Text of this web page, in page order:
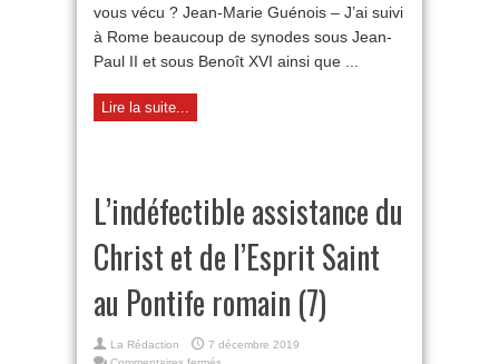
vous vécu ? Jean-Marie Guénois – J’ai suivi
à Rome beaucoup de synodes sous Jean-
Paul II et sous Benoît XVI ainsi que ...
Lire la suite...
L’indéfectible assistance du
Christ et de l’Esprit Saint
au Pontife romain (7)
La Rédaction
7 décembre 2019